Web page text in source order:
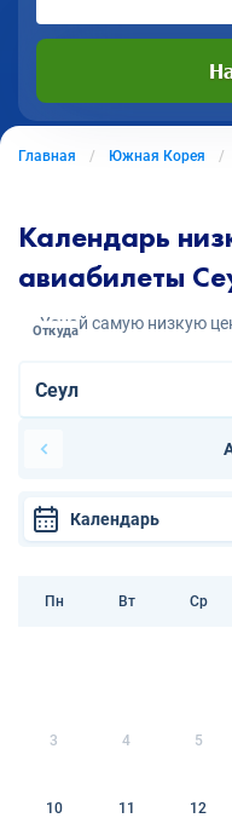
Главная Южная Корея
Календарь
авиабилеты
Узнай самую низкую
Откуда
Календарь
Пн Вт Ср
3 4 5
10 11 12